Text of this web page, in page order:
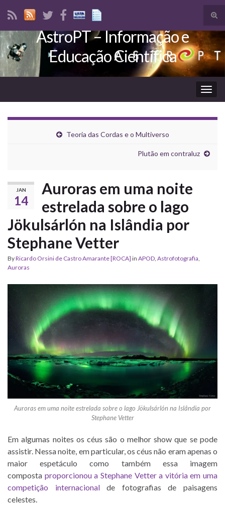
Search for:
AstroPT – Informação e
Educação Científica
Teoria das Cordas e o Multiverso
Plutão em contraluz
JAN
14
Auroras em uma noite
estrelada sobre o lago
Jökulsárlón na Islândia por
Stephane Vetter
ByRicardo Orsini de Castro Amarante [ROCA] in APOD, Astrofotografia,
Auroras
Auroras em uma noite estrelada sobre o lago Jökulsárlón na Islândia por
Stephane Vetter
Em algumas noites os céus são o melhor show que se pode
assistir. Nessa noite, em particular, os céus não eram apenas o
maior espetáculo como também essa imagem
composta proporcionou a Stephane Vetter a vitória em uma
competição internacionalde fotografias de paisagens
celestes.